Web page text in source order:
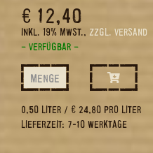
€ 12,40
INKL. 19% MWST., ZZGL. VERSAND
– VERFÜGBAR –
MENGE
0,50 LITER / € 24,80 PRO LITER
LIEFERZEIT: 7-10 WERKTAGE